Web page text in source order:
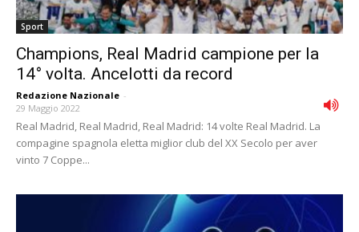
Sport
Champions, Real Madrid campione per la
14° volta. Ancelotti da record
Redazione Nazionale -
29 Maggio 2022
Real Madrid, Real Madrid, Real Madrid: 14 volte Real Madrid. La
compagine spagnola eletta miglior club del XX Secolo per aver
vinto 7 Coppe...